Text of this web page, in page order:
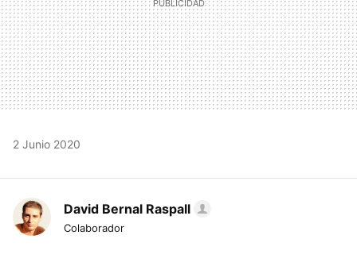
2 Junio 2020
David Bernal Raspall
Colaborador